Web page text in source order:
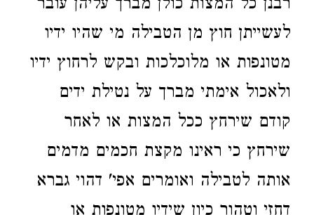
רבנן כל המצות כולן מברך עליהן עובר
לעשייתן חוץ מן הטבילה מי שהיו ידיו
מטונפות או מלוכלכות ובקש לרחוץ ידיו
ולאכול אימתי מברך על נטילת ידים
קודם שירחץ ככל המצות או לאחר
שירחץ כי ראינו מקצת חכמים מדמים
אותה לטבילה ואומרים אפי' דהוי גברא